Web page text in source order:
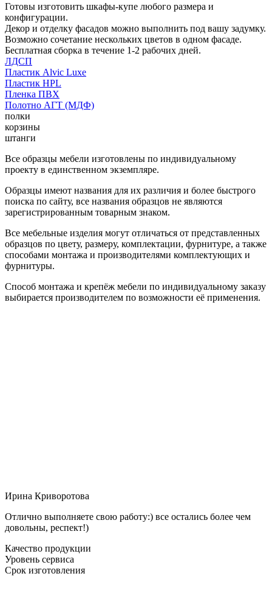
Готовы изготовить шкафы-купе любого размера и
конфигурации.
Декор и отделку фасадов можно выполнить под вашу задумку.
Возможно сочетание нескольких цветов в одном фасаде.
Бесплатная сборка в течение 1-2 рабочих дней.
ЛДСП
Пластик Alvic Luxe
Пластик HPL
Пленка ПВХ
Полотно АГТ (МДФ)
полки
корзины
штанги
Все образцы мебели изготовлены по индивидуальному
проекту в единственном экземпляре.
Образцы имеют названия для их различия и более быстрого
поиска по сайту, все названия образцов не являются
зарегистрированным товарным знаком.
Все мебельные изделия могут отличаться от представленных
образцов по цвету, размеру, комплектации, фурнитуре, а также
способами монтажа и производителями комплектующих и
фурнитуры.
Способ монтажа и крепёж мебели по индивидуальному заказу
выбирается производителем по возможности её применения.
Ирина Криворотова
Отлично выполняете свою работу:) все остались более чем
довольны, респект!)
Качество продукции
Уровень сервиса
Срок изготовления